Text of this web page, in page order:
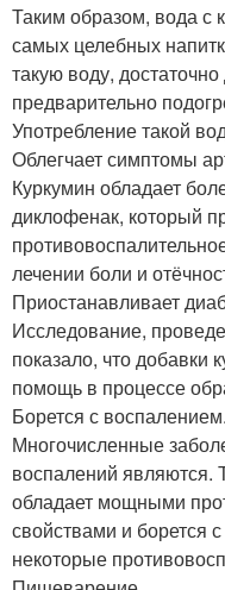
Таким образом, вода с
самых целебных
такую воду,
предварительно
Употребление такой
Облегчает симптомы
Куркумин обладает
диклофенак, который
лечении боли и
Приостанавливает
Исследование,
показало, что добавки
помощь в процессе
Борется с воспалением.
Многочисленные
воспалений являются.
обладает мощными
свойствами и борется
некоторые